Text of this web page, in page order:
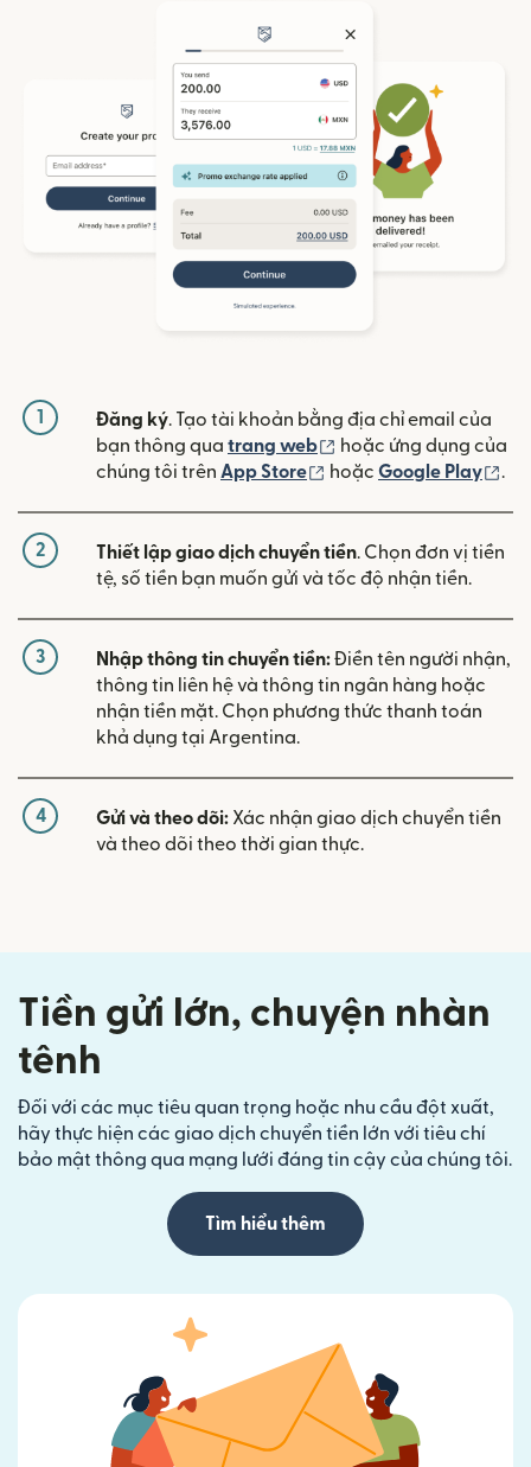
1 Đăng ký. Tạo tài khoản bằng địa chỉ email của
bạn thông qua trang web (mở trong cửa sổ mới)
hoặc ứng dụng của
chúng tôi trên App Store (mở trong cửa sổ mới)
hoặc Google Play .
2 Thiết lập giao dịch chuyển tiền. Chọn đơn vị tiền
tệ, số tiền bạn muốn gửi và tốc độ nhận tiền.
3 Nhập thông tin chuyển tiền:Điền tên người nhận,
thông tin liên hệ và thông tin ngân hàng hoặc
nhận tiền mặt. Chọn phương thức thanh toán
khả dụng tại Argentina.
4 Gửi và theo dõi: Xác nhận giao dịch chuyển tiền
và theo dõi theo thời gian thực.
Tiền gửi lớn, chuyện nhàn
tênh
Đối với các mục tiêu quan trọng hoặc nhu cầu đột xuất,
hãy thực hiện các giao dịch chuyển tiền lớn với tiêu chí
bảo mật thông qua mạng lưới đáng tin cậy của chúng tôi.
Tìm hiểu thêm